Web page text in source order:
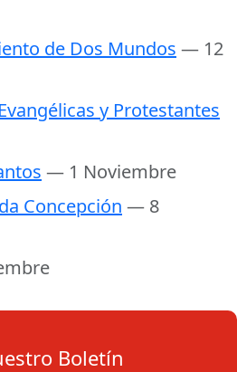
de Dos Mundos — 12
y Protestantes
— 1 Noviembre
Concepción — 8
Boletín